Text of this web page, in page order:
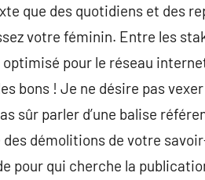
que des quotidiens et des
votre féminin. Entre les
pour le réseau
bons ! Je ne désire pas
sûr parler d’une balise
des démolitions de votre
pour qui cherche la